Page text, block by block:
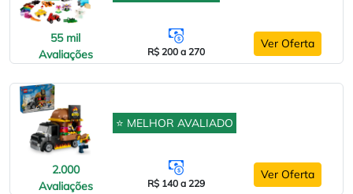
55 mil
Avaliações
R$ 200 a 270
Ver Oferta
⭐ MELHOR AVALIADO
2.000
Avaliações
R$ 140 a 229
Ver Oferta